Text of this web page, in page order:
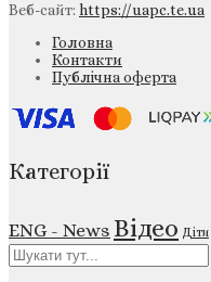
Веб-сайт: https://uapc.te.ua
Головна
Контакти
Публічна оферта
Категорії
ENG - News Відео Діти